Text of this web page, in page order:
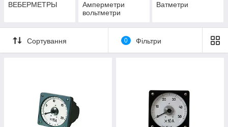
ВЕБЕРМЕТРЫ
Амперметри
вольтметри
Ватметри
Сортування 0 Фільтри